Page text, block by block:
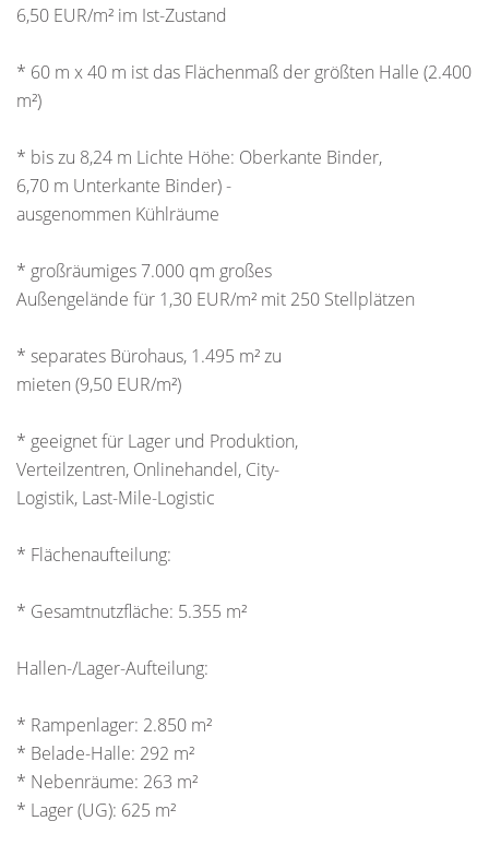
6,50 EUR/m² im Ist-Zustand
* 60 m x 40 m ist das Flächenmaß der größten Halle (2.400
m²)
* bis zu 8,24 m Lichte Höhe: Oberkante Binder,
6,70 m Unterkante Binder) -
ausgenommen Kühlräume
* großräumiges 7.000 qm großes
Außengelände für 1,30 EUR/m² mit 250 Stellplätzen
* separates Bürohaus, 1.495 m² zu
mieten (9,50 EUR/m²)
* geeignet für Lager und Produktion,
Verteilzentren, Onlinehandel, City-
Logistik, Last-Mile-Logistic
* Flächenaufteilung:
* Gesamtnutzfläche: 5.355 m²
Hallen-/Lager-Aufteilung:
* Rampenlager: 2.850 m²
* Belade-Halle: 292 m²
* Nebenräume: 263 m²
* Lager (UG): 625 m²